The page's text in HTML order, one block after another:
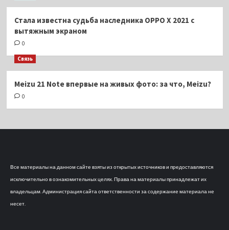
Стала известна судьба наследника OPPO X 2021 с
вытяжным экраном
0
Связь
Meizu 21 Note впервые на живых фото: за что, Meizu?
0
Все материалы на данном сайте взяты из открытых источников и предоставляются
исключительно в ознакомительных целях. Права на материалы принадлежат их
владельцам. Администрация сайта ответственности за содержание материала не
несет.